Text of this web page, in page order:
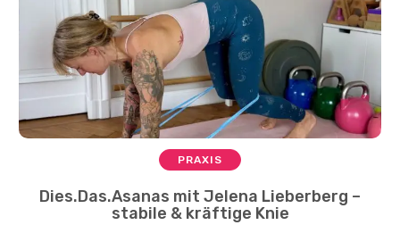
PRAXIS
Dies.Das.Asanas mit Jelena Lieberberg –
stabile & kräftige Knie